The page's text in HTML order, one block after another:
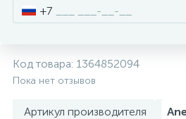
+7
Код товара: 1364852094
Пока нет отзывов
Артикул производителя